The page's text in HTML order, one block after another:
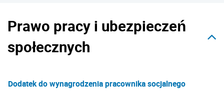
Prawo pracy i ubezpieczeń
społecznych
Dodatek do wynagrodzenia pracownika socjalnego